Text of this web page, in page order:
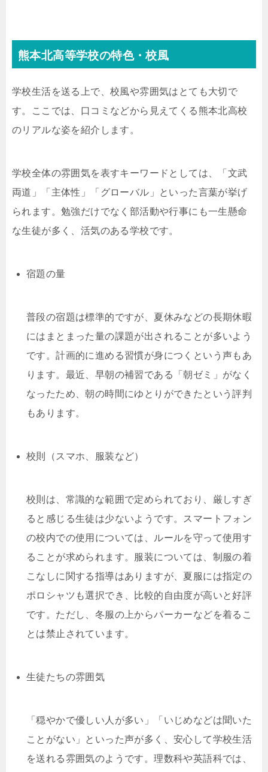
熊本北高等学校の特色・校風
学校生活を送る上で、校風や雰囲気はとても大切で
す。ここでは、口コミなどから見えてくる熊本北高校
のリアルな姿を紹介します。
学校全体の雰囲気を表すキーワードとしては、「文武
両道」「主体性」「グローバル」といった言葉が挙げ
られます。勉強だけでなく部活動や行事にも一生懸命
な生徒が多く、活気のある学校です。
宿題の量
普段の宿題は標準的ですが、夏休みなどの長期休暇
にはまとまった量の課題が出されることが多いよう
です。計画的に進める習慣が身につくという声もあ
ります。最近、早朝の補習である「朝ゼミ」がなく
なったため、朝の時間にゆとりができたという評判
もあります。
校則（スマホ、服装など）
校則は、常識的な範囲で定められており、厳しすぎ
ると感じる生徒は少ないようです。スマートフォン
の校内での使用については、ルールを守って使用す
ることが求められます。服装については、制服の着
こなしに関する指導はありますが、夏服には指定の
ポロシャツも選択でき、比較的自由度が高いと好評
です。ただし、冬服の上からパーカーなどを着るこ
とは禁止されています。
生徒たちの雰囲気
「穏やかで優しい人が多い」「いじめなどは聞いた
ことがない」といった声が多く、安心して学校生活
を送れる雰囲気のようです。理数科や英語科では、